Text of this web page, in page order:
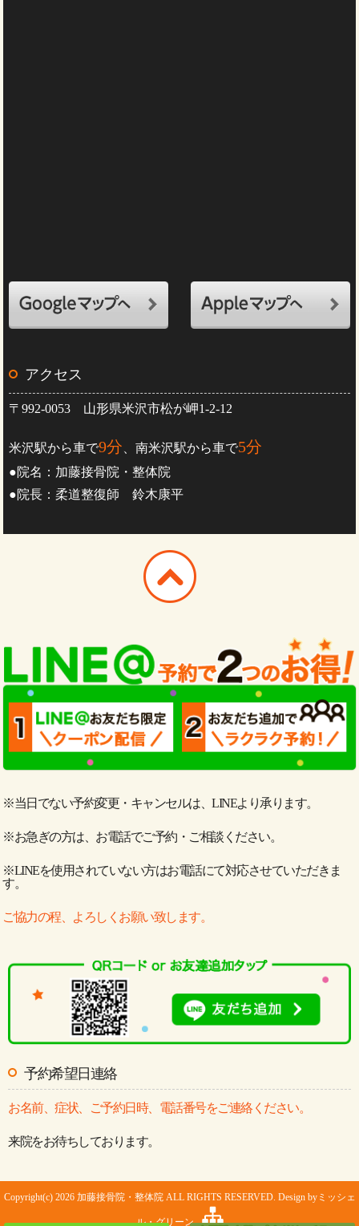
アクセス
〒992-0053 山形県米沢市松が岬1-2-12
米沢駅から車で9分 、南米沢駅から車で5分
●院名：加藤接骨院・整体院
●院長：柔道整復師 鈴木康平
※当日でない予約変更・キャンセルは、LINEより承ります。
※お急ぎの方は、お電話でご予約・ご相談ください。
※LINEを使用されていない方はお電話にて対応させていただきま
す。
ご協力の程、よろしくお願い致します。
予約希望日連絡
お名前、症状、ご予約日時、電話番号をご連絡ください。
来院をお待ちしております。
Copyright(c) 2026 加藤接骨院・整体院 ALL RIGHTS RESERVED. Design byミッシェ
ル・グリーン